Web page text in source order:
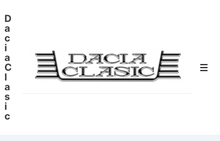
Skip
to
Main
Content
D
a
c
i
a
C
l
a
s
i
c